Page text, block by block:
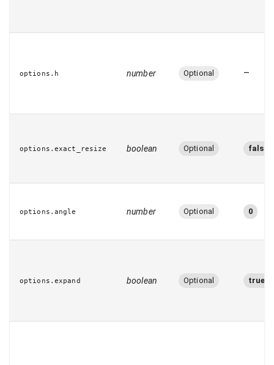
options.h number Optional –
options.exact_resize boolean Optional false
options.angle number Optional 0
options.expand boolean Optional true